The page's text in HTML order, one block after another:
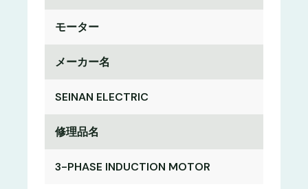
モーター
メーカー名
SEINAN ELECTRIC
修理品名
3-PHASE INDUCTION MOTOR